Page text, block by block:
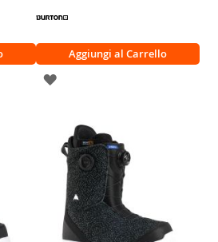
Aggiungi al Carrello
AGGIUNGI
LISTA
DESIDERI